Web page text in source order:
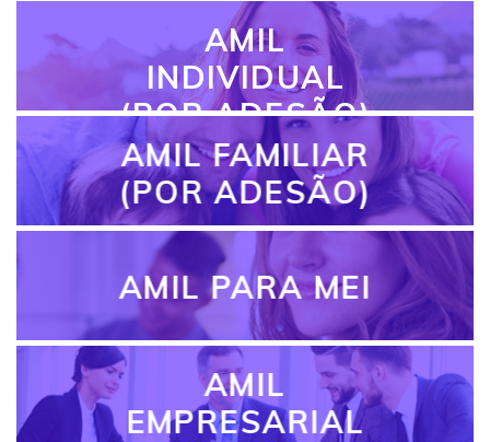
AMIL
INDIVIDUAL
(POR ADESÃO)
AMIL FAMILIAR
(POR ADESÃO)
AMIL PARA MEI
AMIL
EMPRESARIAL